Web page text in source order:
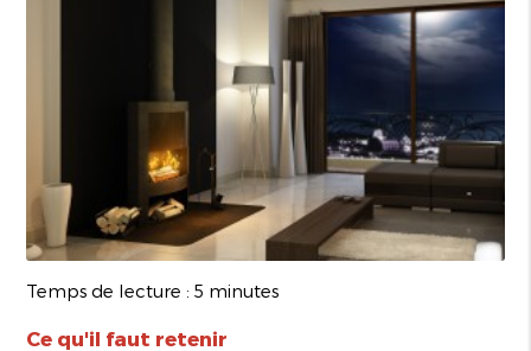
Temps de lecture : 5 minutes
Ce qu'il faut retenir